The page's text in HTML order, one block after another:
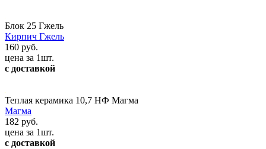
Блок 25 Гжель
Кирпич Гжель
160 руб.
цена за 1шт.
с доставкой
Теплая керамика 10,7 НФ Магма
Магма
182 руб.
цена за 1шт.
с доставкой